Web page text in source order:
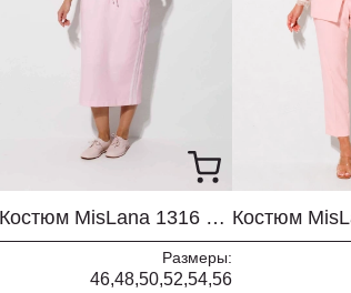
Костюм MisLana 1316 розовый
Размеры:
46,48,50,52,54,56